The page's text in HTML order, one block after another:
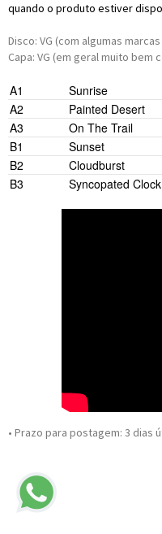
quando o produto estiver
Disco: VG (com algumas
Capa: VG (em geral muito
A1
Sunrise
A2
Painted Desert
A3
On The Trail
B1
Sunset
B2
Cloudburst
B3
Syncopated Clock
• Prazo para postagem: 3 dias